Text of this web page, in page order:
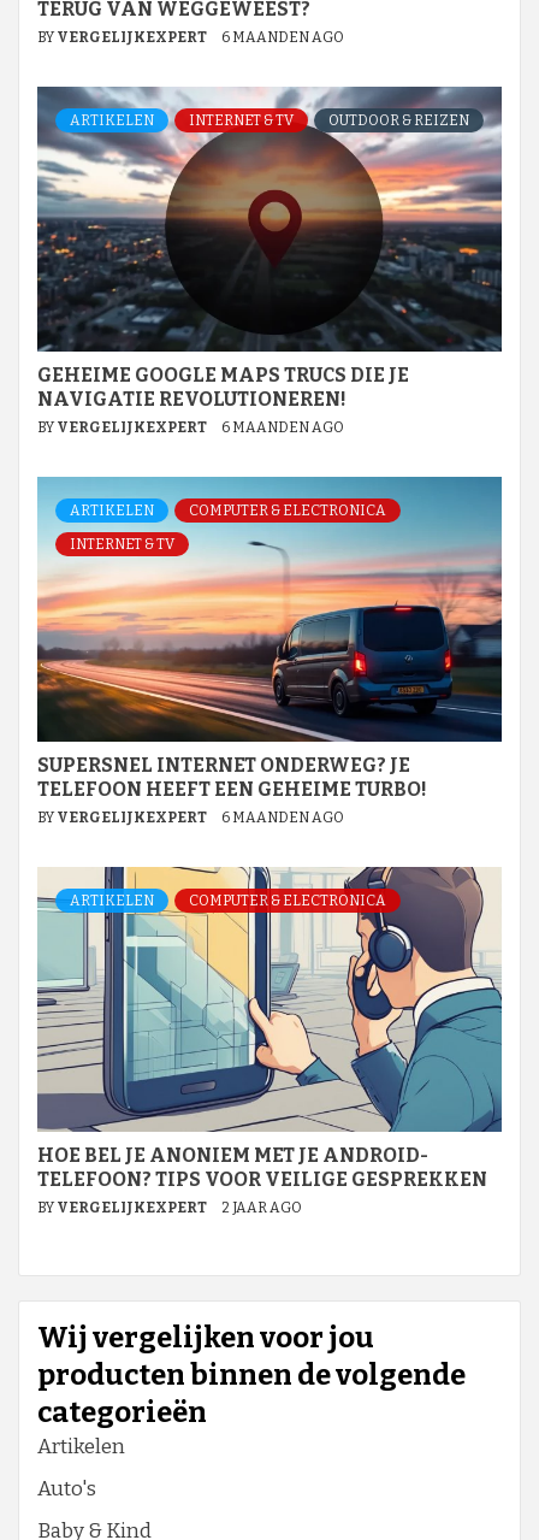
TERUG VAN WEGGEWEEST?
BY VERGELIJKEXPERT 6 MAANDEN AGO
ARTIKELEN INTERNET & TV OUTDOOR & REIZEN
GEHEIME GOOGLE MAPS TRUCS DIE JE
NAVIGATIE REVOLUTIONEREN!
BY VERGELIJKEXPERT 6 MAANDEN AGO
ARTIKELEN
COMPUTER & ELECTRONICA
INTERNET & TV
SUPERSNEL INTERNET ONDERWEG? JE
TELEFOON HEEFT EEN GEHEIME TURBO!
BY VERGELIJKEXPERT 6 MAANDEN AGO
ARTIKELEN COMPUTER & ELECTRONICA
HOE BEL JE ANONIEM MET JE ANDROID-
TELEFOON? TIPS VOOR VEILIGE GESPREKKEN
BY VERGELIJKEXPERT 2 JAAR AGO
Wij vergelijken voor jou
producten binnen de volgende
categorieën
Artikelen
Auto's
Baby & Kind